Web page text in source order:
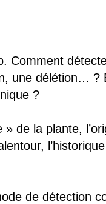
Comment
une délétion… ?
?
de la plante,
de détection